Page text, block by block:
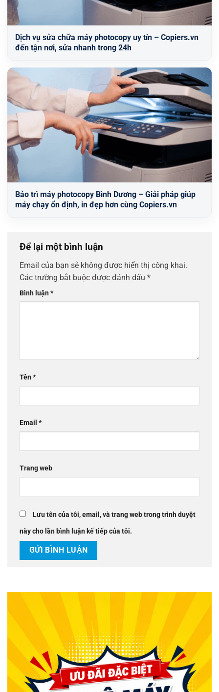
Dịch vụ sửa chữa máy photocopy uy tín – Copiers.vn
đến tận nơi, sửa nhanh trong 24h
Bảo trì máy photocopy Bình Dương – Giải pháp giúp
máy chạy ổn định, in đẹp hơn cùng Copiers.vn
Để lại một bình luận
Email của bạn sẽ không được hiển thị công khai.
Các trường bắt buộc được đánh dấu *
Bình luận*
Tên*
Email *
Trang web
Lưu tên của tôi, email, và trang web trong trình duyệt
này cho lần bình luận kế tiếp của tôi.